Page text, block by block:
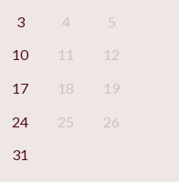
3 4
5
10 11
12
17 18
19
24 25
26
31